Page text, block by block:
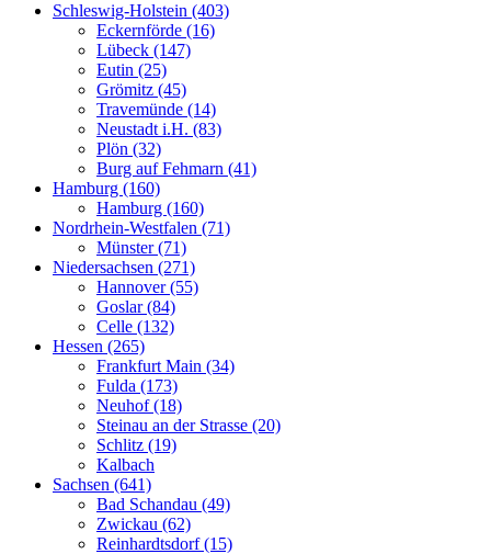
Schleswig-Holstein (403)
Eckernförde (16)
Lübeck (147)
Eutin (25)
Grömitz (45)
Travemünde (14)
Neustadt i.H. (83)
Plön (32)
Burg auf Fehmarn (41)
Hamburg (160)
Hamburg (160)
Nordrhein-Westfalen (71)
Münster (71)
Niedersachsen (271)
Hannover (55)
Goslar (84)
Celle (132)
Hessen (265)
Frankfurt Main (34)
Fulda (173)
Neuhof (18)
Steinau an der Strasse (20)
Schlitz (19)
Kalbach
Sachsen (641)
Bad Schandau (49)
Zwickau (62)
Reinhardtsdorf (15)